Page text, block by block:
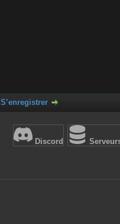
S’enregistrer
Discord